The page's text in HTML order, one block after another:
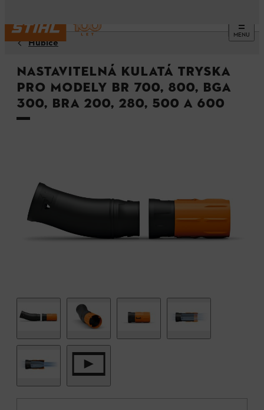
MENU
Hubice
Nastavitelná kulatá tryska
pro modely BR 700, 800, BGA
300, BRA 200, 280, 500 a 600